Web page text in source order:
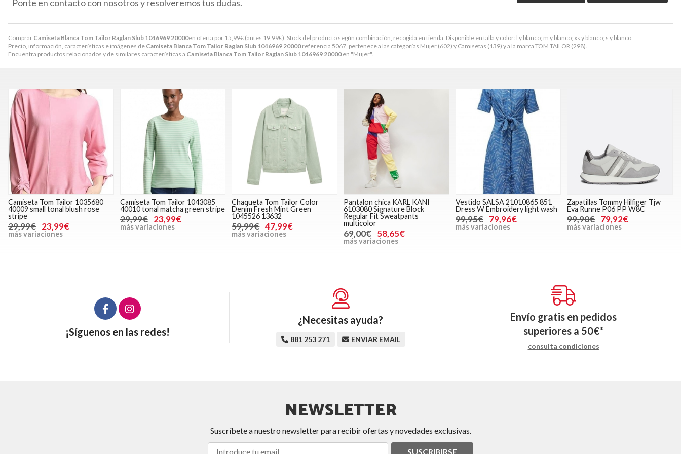
Comprar Camiseta Blanca Tom Tailor Raglan Slub 1046969 20000en oferta por 15,99€ (antes 19,99€). Stock del producto según combinación, recogida en tienda. Disponible en talla y color: l y blanco; m y blanco; xs y blanco; s y blanco.
Precio, información, características e imágenes de Camiseta Blanca Tom Tailor Raglan Slub 1046969 20000referencia 5067, pertenece a las categorías Mujer (602) y Camisetas (139) y a la marca TOM TAILOR (298).
Encuentra productos relacionados y de similares características a Camiseta Blanca Tom Tailor Raglan Slub 1046969 20000en "Mujer".
Ponte en contacto con nosotros y resolveremos tus dudas.
Camiseta Tom Tailor 1035680
40009 small tonal blush rose
stripe
29,99€ 23,99€
más variaciones
Camiseta Tom Tailor 1043085
40010 tonal matcha green stripe
29,99€ 23,99€
más variaciones
Chaqueta Tom Tailor Color
Denim Fresh Mint Green
1045526 13632
59,99€ 47,99€
más variaciones
Pantalon chica KARL KANI
6103080 Signature Block
Regular Fit Sweatpants
multicolor
69,00€ 58,65€
más variaciones
Vestido SALSA 21010865 851
Dress W Embroidery light wash
99,95€ 79,96€
más variaciones
Zapatillas Tommy Hilfiger Tjw
Eva Runne P06 PP W8C
99,90€ 79,92€
más variaciones
¡Síguenos en las redes!
¿Necesitas ayuda?
881 253 271 ENVIAR EMAIL
Envío gratis en pedidos
superiores a 50€*
consulta condiciones
NEWSLETTER
Suscríbete a nuestro newsletter para recibir ofertas y novedades exclusivas.
SUSCRIBIRSE